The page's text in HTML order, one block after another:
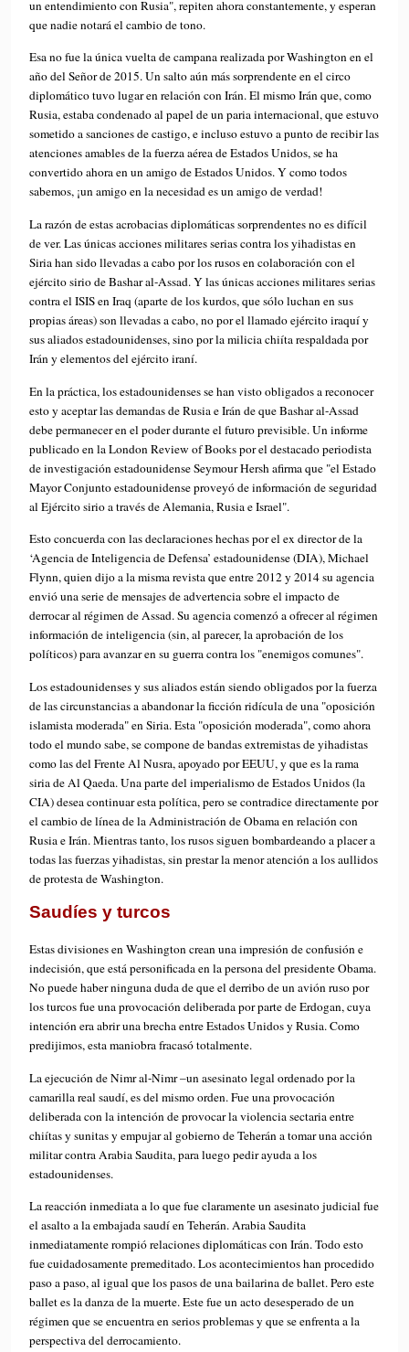
un entendimiento con Rusia", repiten ahora constantemente, y esperan
que nadie notará el cambio de tono.
Esa no fue la única vuelta de campana realizada por Washington en el
año del Señor de 2015. Un salto aún más sorprendente en el circo
diplomático tuvo lugar en relación con Irán. El mismo Irán que, como
Rusia, estaba condenado al papel de un paria internacional, que estuvo
sometido a sanciones de castigo, e incluso estuvo a punto de recibir las
atenciones amables de la fuerza aérea de Estados Unidos, se ha
convertido ahora en un amigo de Estados Unidos. Y como todos
sabemos, ¡un amigo en la necesidad es un amigo de verdad!
La razón de estas acrobacias diplomáticas sorprendentes no es difícil
de ver. Las únicas acciones militares serias contra los yihadistas en
Siria han sido llevadas a cabo por los rusos en colaboración con el
ejército sirio de Bashar al-Assad. Y las únicas acciones militares serias
contra el ISIS en Iraq (aparte de los kurdos, que sólo luchan en sus
propias áreas) son llevadas a cabo, no por el llamado ejército iraquí y
sus aliados estadounidenses, sino por la milicia chiíta respaldada por
Irán y elementos del ejército iraní.
En la práctica, los estadounidenses se han visto obligados a reconocer
esto y aceptar las demandas de Rusia e Irán de que Bashar al-Assad
debe permanecer en el poder durante el futuro previsible. Un informe
publicado en la London Review of Books por el destacado periodista
de investigación estadounidense Seymour Hersh afirma que "el Estado
Mayor Conjunto estadounidense proveyó de información de seguridad
al Ejército sirio a través de Alemania, Rusia e Israel".
Esto concuerda con las declaraciones hechas por el ex director de la
‘Agencia de Inteligencia de Defensa’ estadounidense (DIA), Michael
Flynn, quien dijo a la misma revista que entre 2012 y 2014 su agencia
envió una serie de mensajes de advertencia sobre el impacto de
derrocar al régimen de Assad. Su agencia comenzó a ofrecer al régimen
información de inteligencia (sin, al parecer, la aprobación de los
políticos) para avanzar en su guerra contra los "enemigos comunes".
Los estadounidenses y sus aliados están siendo obligados por la fuerza
de las circunstancias a abandonar la ficción ridícula de una "oposición
islamista moderada" en Siria. Esta "oposición moderada", como ahora
todo el mundo sabe, se compone de bandas extremistas de yihadistas
como las del Frente Al Nusra, apoyado por EEUU, y que es la rama
siria de Al Qaeda. Una parte del imperialismo de Estados Unidos (la
CIA) desea continuar esta política, pero se contradice directamente por
el cambio de línea de la Administración de Obama en relación con
Rusia e Irán. Mientras tanto, los rusos siguen bombardeando a placer a
todas las fuerzas yihadistas, sin prestar la menor atención a los aullidos
de protesta de Washington.
Saudíes y turcos
Estas divisiones en Washington crean una impresión de confusión e
indecisión, que está personificada en la persona del presidente Obama.
No puede haber ninguna duda de que el derribo de un avión ruso por
los turcos fue una provocación deliberada por parte de Erdogan, cuya
intención era abrir una brecha entre Estados Unidos y Rusia. Como
predijimos, esta maniobra fracasó totalmente.
La ejecución de Nimr al-Nimr –un asesinato legal ordenado por la
camarilla real saudí, es del mismo orden. Fue una provocación
deliberada con la intención de provocar la violencia sectaria entre
chiítas y sunitas y empujar al gobierno de Teherán a tomar una acción
militar contra Arabia Saudita, para luego pedir ayuda a los
estadounidenses.
La reacción inmediata a lo que fue claramente un asesinato judicial fue
el asalto a la embajada saudí en Teherán. Arabia Saudita
inmediatamente rompió relaciones diplomáticas con Irán. Todo esto
fue cuidadosamente premeditado. Los acontecimientos han procedido
paso a paso, al igual que los pasos de una bailarina de ballet. Pero este
ballet es la danza de la muerte. Este fue un acto desesperado de un
régimen que se encuentra en serios problemas y que se enfrenta a la
perspectiva del derrocamiento.